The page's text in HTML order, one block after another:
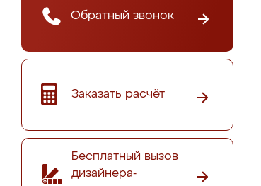
Обратный звонок
Заказать расчёт
Бесплатный вызов
дизайнера-